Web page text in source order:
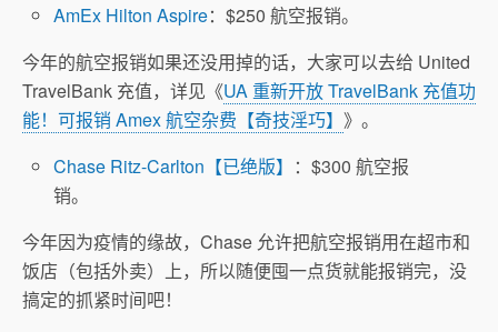
AmEx Hilton Aspire：$250 航空报销。
今年的航空报销如果还没用掉的话，大家可以去给 United
TravelBank 充值，详见《UA 重新开放 TravelBank 充值功
能！可报销 Amex 航空杂费【奇技淫巧】 》。
Chase Ritz-Carlton【已绝版】 ：$300 航空报
销。
今年因为疫情的缘故，Chase 允许把航空报销用在超市和
饭店（包括外卖）上，所以随便囤一点货就能报销完，没
搞定的抓紧时间吧！